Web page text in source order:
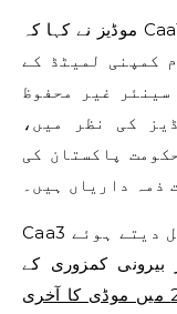
موڈیز نے کہا کہ Caa1 کی درجہ بندی سے Caa3 میں کمی کا
کمپنی لمیٹڈ کے
غیر محفوظ
کی نظر میں،
پاکستان کی
ذمہ داریاں ہیں۔
Caa3 میں کمی کی دلیل دیتے ہوئے، Moody\’s نے کہا کہ
کمزوری کے
اکتوبر 2022 میں موڈی کا آخری